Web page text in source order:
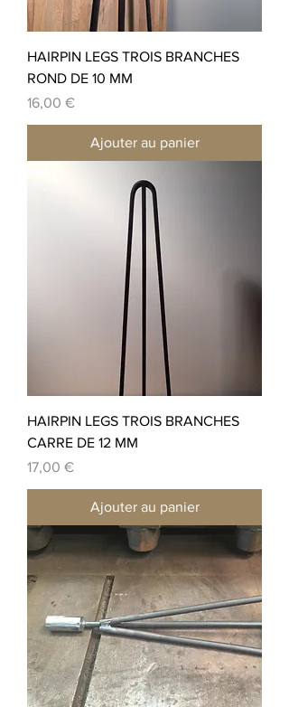
HAIRPIN LEGS TROIS BRANCHES
ROND DE 10 MM
Prix
16,00 €
Ajouter au panier
HAIRPIN LEGS TROIS BRANCHES
CARRE DE 12 MM
Prix
17,00 €
Ajouter au panier